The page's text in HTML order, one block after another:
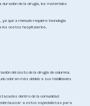
de la cirugía, los materiales
que a menudo requiere tecnología
los costos hospitalarios.
del costo de la cirugía de columna.
cobran más debido a sus habilidades
dentro de la comunidad
buscar a estos especialistas para